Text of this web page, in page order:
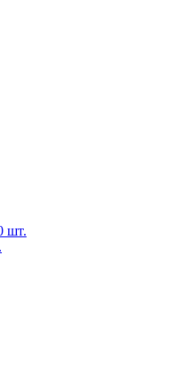
шт.